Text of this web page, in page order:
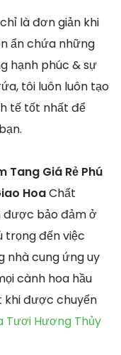
là đơn giản khi
ẩn chứa những
hạnh phúc & sự
tôi luôn luôn tạo
tế tốt nhất để
Tang Giá Rẻ Phú
HoaChất
được bảo đảm ở
trọng đến việc
nhà cung ứng uy
cành hoa hầu
khi được chuyển
Tươi Hương Thủy